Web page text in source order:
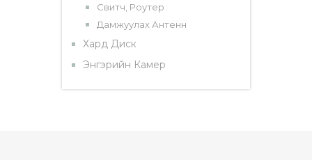
Свитч, Роутер
Дамжуулах Антенн
Хард Диск
Энгэрийн Камер